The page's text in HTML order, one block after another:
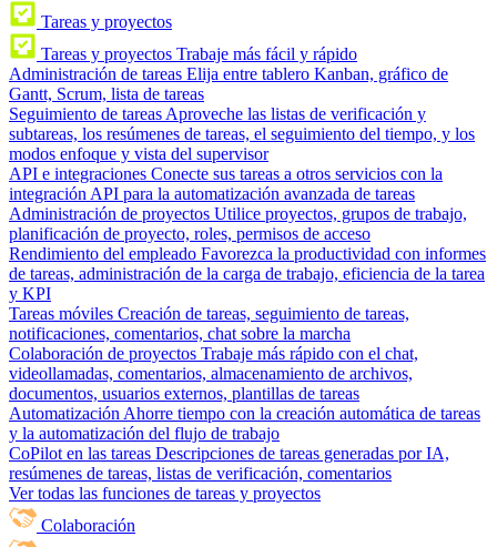
Tareas y proyectos
Tareas y proyectos Trabaje más fácil y rápido
Administración de tareas Elija entre tablero Kanban, gráfico de
Gantt, Scrum, lista de tareas
Seguimiento de tareas Aproveche las listas de verificación y
subtareas, los resúmenes de tareas, el seguimiento del tiempo, y los
modos enfoque y vista del supervisor
API e integraciones Conecte sus tareas a otros servicios con la
integración API para la automatización avanzada de tareas
Administración de proyectos Utilice proyectos, grupos de trabajo,
planificación de proyecto, roles, permisos de acceso
Rendimiento del empleado Favorezca la productividad con informes
de tareas, administración de la carga de trabajo, eficiencia de la tarea
y KPI
Tareas móviles Creación de tareas, seguimiento de tareas,
notificaciones, comentarios, chat sobre la marcha
Colaboración de proyectos Trabaje más rápido con el chat,
videollamadas, comentarios, almacenamiento de archivos,
documentos, usuarios externos, plantillas de tareas
Automatización Ahorre tiempo con la creación automática de tareas
y la automatización del flujo de trabajo
CoPilot en las tareas Descripciones de tareas generadas por IA,
resúmenes de tareas, listas de verificación, comentarios
Ver todas las funciones de tareas y proyectos
Colaboración